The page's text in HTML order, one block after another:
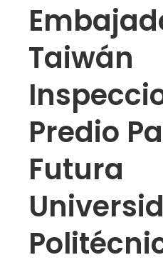
Taiwán
Predio
Futura